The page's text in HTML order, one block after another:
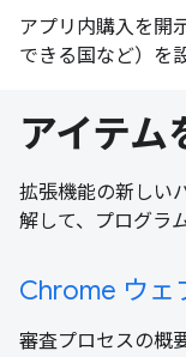
アプリ内購入を開
できる国など）を
アイテム
拡張機能の新しい
解して、プログラ
Chrome ウェ
審査プロセスの概